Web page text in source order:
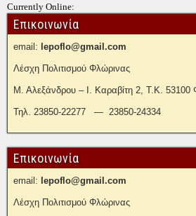
Currently Online:
Επικοινωνία
email: lepoflo@gmail.com
Λέσχη Πολιτισμού Φλώρινας
Μ. Αλεξάνδρου – Ι. Καραβίτη 2, Τ.Κ. 53100
Τηλ. 23850-22277 — 23850-24334
Επικοινωνία
email: lepoflo@gmail.com
Λέσχη Πολιτισμού Φλώρινας